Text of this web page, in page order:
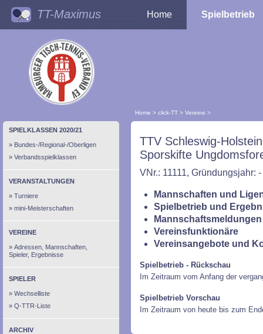
TT-Maximus Home Spielbetrieb
Home > click-TT > Vereine >
SPIELKLASSEN 2020/21
Bundes-/Regional-/Oberligen
Verbandsspielklassen
VERANSTALTUNGEN
Turniere
mini-Meisterschaften
VEREINE
Adressen, Mannschaften,
Spieler, Ergebnisse
SPIELER
Wechselliste
Q-TTR-Liste
ARCHIV
TTV Schleswig-Holstein
Sporskifte
VNr.: 11111, Gründungsjahr: -
Mannschaften und
Spielbetrieb und
Vereinsfunktionäre
Vereinsangebote und
Spielbetrieb - Rückschau
Im Zeitraum vom Anfang der
Spielbetrieb Vorschau
Im Zeitraum von heute bis zum